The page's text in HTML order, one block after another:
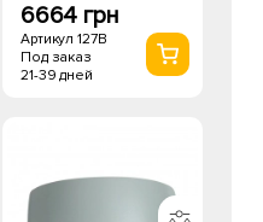
6664 грн
Артикул 127B
Под заказ
21-39 дней